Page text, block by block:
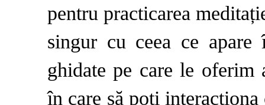
pentru practicarea
singur cu ceea ce
ghidate pe care le
în care să poți